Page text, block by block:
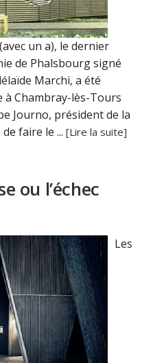
un a), le dernier
de Phalsbourg signé
Marchi, a été
Chambray-lès-Tours
Journo, président de la
faire le ...[Lire la suite]
ou l’échec
Les